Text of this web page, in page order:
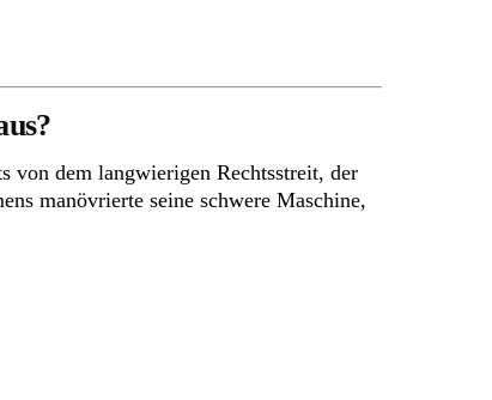
von dem langwierigen Rechtsstreit, der
manövrierte seine schwere Maschine,